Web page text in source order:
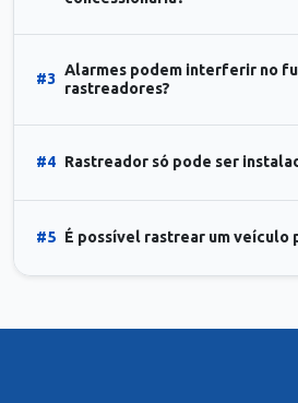
#3
Alarmes podem interferir no
rastreadores?
#4 Rastreador só pode ser
#5 É possível rastrear um veículo